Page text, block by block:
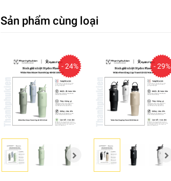
Sản phẩm cùng loại
- 24% - 29%